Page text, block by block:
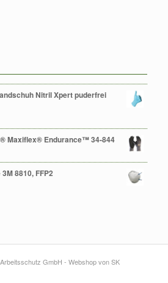
Nitril Xpert puderfrei
Maxiflex® Endurance™ 34-844
8810, FFP2
GmbH - Webshop von SK